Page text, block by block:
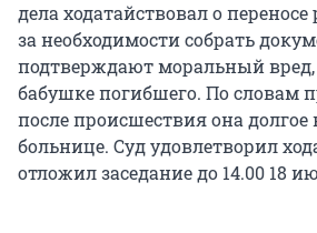
дела ходатайствовал о
за необходимости собрать
подтверждают моральный
бабушке погибшего. По словам
после происшествия она
больнице. Суд удовлетворил
отложил заседание до 14.00 18